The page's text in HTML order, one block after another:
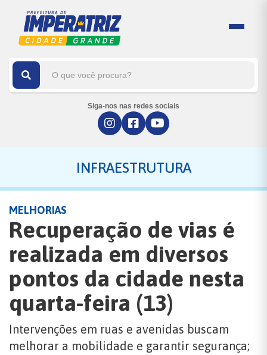
Siga-nos nas redes sociais
INFRAESTRUTURA
MELHORIAS
Recuperação de vias é
realizada em diversos
pontos da cidade nesta
quarta-feira (13)
Intervenções em ruas e avenidas buscam
melhorar a mobilidade e garantir segurança;